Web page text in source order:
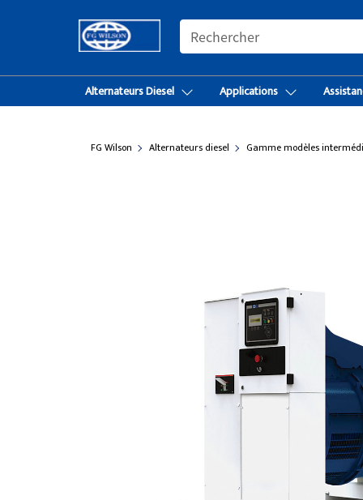
SEARCH
Alternateurs Diesel Applications
FG Wilson Alternateurs diesel